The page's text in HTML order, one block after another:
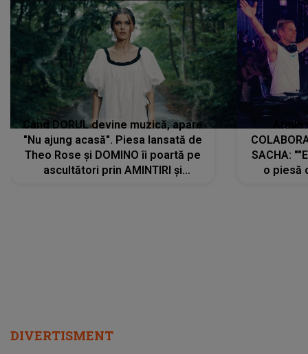
Când DORUL devine muzică, apare
"Nu ajung acasă". Piesa lansată de
Theo Rose și DOMINO îi poartă pe
ascultători prin AMINTIRI și
SACHA:
o piesă
DIVERTISMENT